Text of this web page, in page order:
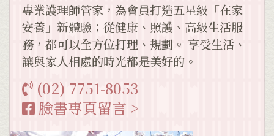
專業護理師管家，為會員打造五星級「在家
安養」新體驗；從健康、照護、高級生活服
務，都可以全方位打理、規劃。 享受生活、
讓與家人相處的時光都是美好的。
(02) 7751-8053
臉書專頁留言 >